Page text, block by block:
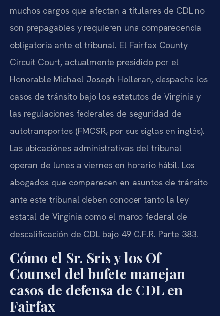
muchos cargos que afectan a titulares de CDL no
son prepagables y requieren una comparecencia
obligatoria ante el tribunal. El Fairfax County
Circuit Court, actualmente presidido por el
Honorable Michael Joseph Holleran, despacha los
casos de tránsito bajo los estatutos de Virginia y
las regulaciones federales de seguridad de
autotransportes (FMCSR, por sus siglas en inglés).
Las ubicaciónes administrativas del tribunal
operan de lunes a viernes en horario hábil. Los
abogados que comparecen en asuntos de tránsito
ante este tribunal deben conocer tanto la ley
estatal de Virginia como el marco federal de
descalificación de CDL bajo 49 C.F.R. Parte 383.
Cómo el Sr. Sris y los Of
Counsel del bufete manejan
casos de defensa de CDL en
Fairfax